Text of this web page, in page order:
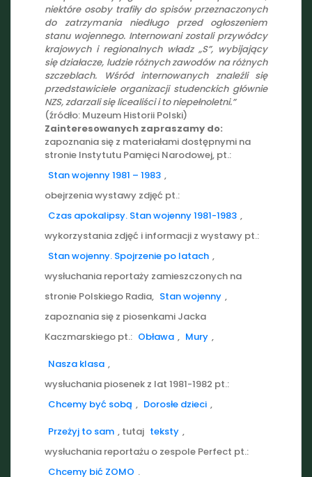
niektóre osoby trafiły do spisów przeznaczonych
do zatrzymania niedługo przed ogłoszeniem
stanu wojennego. Internowani zostali przywódcy
krajowych i regionalnych władz „S”, wybijający
się działacze, ludzie różnych zawodów na różnych
szczeblach. Wśród internowanych znaleźli się
przedstawiciele organizacji studenckich głównie
NZS, zdarzali się licealiści i to niepełnoletni.”
(źródło: Muzeum Historii Polski)
Zainteresowanych zapraszamy do:
zapoznania się z materiałami dostępnymi na
stronie Instytutu Pamięci Narodowej, pt.:
Stan wojenny 1981 – 1983 ,
obejrzenia wystawy zdjęć pt.:
Czas apokalipsy. Stan wojenny 1981-1983 ,
wykorzystania zdjęć i informacji z wystawy pt.:
Stan wojenny. Spojrzenie po latach ,
wysłuchania reportaży zamieszczonych na
stronie Polskiego Radia, Stan wojenny ,
zapoznania się z piosenkami Jacka
Kaczmarskiego pt.: Obława , Mury ,
Nasza klasa ,
wysłuchania piosenek z lat 1981-1982 pt.:
Chcemy być sobą , Dorosłe dzieci ,
Przeżyj to sam , tutaj teksty ,
wysłuchania reportażu o zespole Perfect pt.:
Chcemy bić ZOMO .